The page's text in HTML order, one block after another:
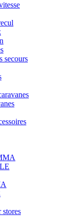
secours
stores